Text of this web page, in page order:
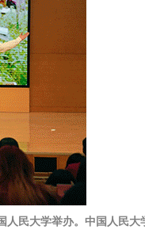
人民大学举办。中国人民大